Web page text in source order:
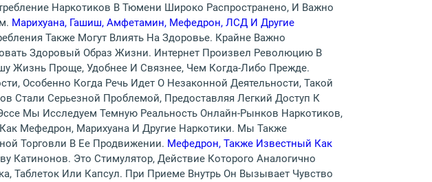
Наркотиков В Тюмени Широко Распространено, И Важно
Марихуана, Гашиш, Амфетамин, Мефедрон, ЛСД И Другие
Также Могут Влиять На Здоровье. Крайне Важно
Здоровый Образ Жизни. Интернет Произвел Революцию В
Проще, Удобнее И Связнее, Чем Когда-Либо Прежде.
Особенно Когда Речь Идет О Незаконной Деятельности, Такой
Стали Серьезной Проблемой, Предоставляя Легкий Доступ К
Мы Исследуем Темную Реальность Онлайн-Рынков Наркотиков,
Мефедрон, Марихуана И Другие Наркотики. Мы Также
Торговли В Ее Продвижении. Мефедрон, Также Известный Как
Катинонов. Это Стимулятор, Действие Которого Аналогично
Или Капсул. При Приеме Внутрь Он Вызывает Чувство